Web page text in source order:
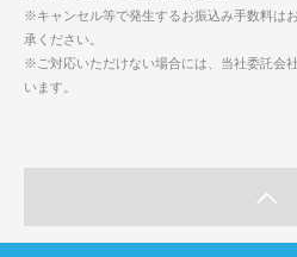
※キャンセル等で発生するお振込み手数料は
承ください。
※ご対応いただけない場合には、当社委託会
います。